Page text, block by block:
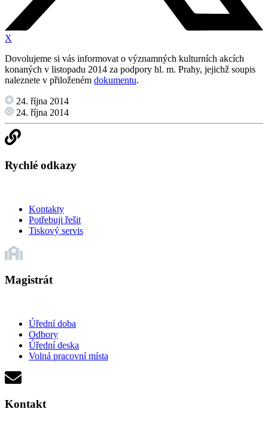
X
Dovolujeme si vás informovat o významných kulturních akcích
konaných v listopadu 2014 za podpory hl. m. Prahy, jejichž soupis
naleznete v přiloženém dokumentu.
24. října 2014
24. října 2014
Rychlé odkazy
Kontakty
Potřebuji řešit
Tiskový servis
Magistrát
Úřední doba
Odbory
Úřední deska
Volná pracovní místa
Kontakt